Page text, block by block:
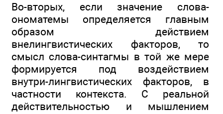
Во-вторых, если значение слова-
ономатемы определяется главным
образом действием
внелингвистических факторов, то
смысл слова-синтагмы в той же мере
формируется под воздействием
внутри-лингвистических факторов, в
частности контекста. С реальной
действительностью и мышлением